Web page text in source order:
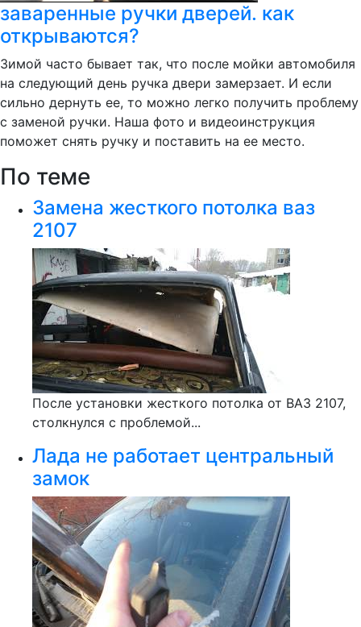
заваренные ручки дверей. как
открываются?
Зимой часто бывает так, что после мойки автомобиля
на следующий день ручка двери замерзает. И если
сильно дернуть ее, то можно легко получить проблему
с заменой ручки. Наша фото и видеоинструкция
поможет снять ручку и поставить на ее место.
По теме
Замена жесткого потолка ваз
2107
После установки жесткого потолка от ВАЗ 2107,
столкнулся с проблемой...
Лада не работает центральный
замок